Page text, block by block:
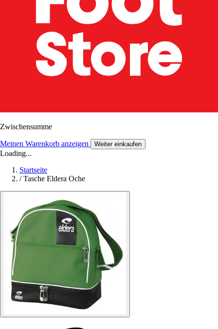
Zwischensumme
Meinen Warenkorb anzeigen Weiter einkaufen
Loading...
Startseite
/ Tasche Eldera Oche